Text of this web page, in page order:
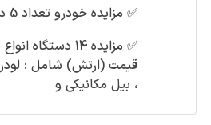
✅ مزایده خودرو تعداد 5 دستگاه خودرو
✅
مزایده 14
، بیل مکانیکی و